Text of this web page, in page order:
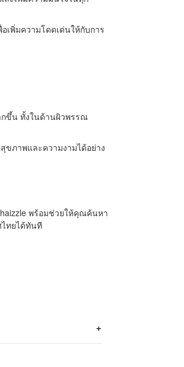
เพิ่มความโดดเด่นให้กับการ
กขึ้น ทั้งในด้านผิวพรรณ
ขภาพและความงามได้อย่าง
พร้อมช่วยให้คุณค้นหา
ไทยได้ทันที
+